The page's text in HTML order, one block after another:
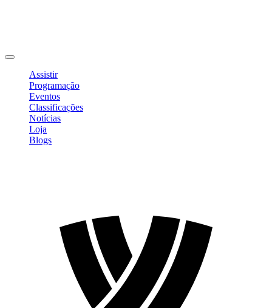
Assistir
Programação
Eventos
Classificações
Notícias
Loja
Blogs